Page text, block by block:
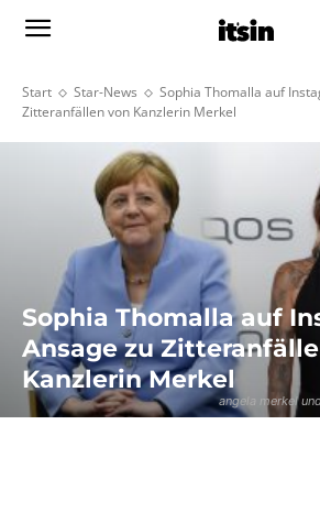
Start Star-News
Sophia Thomalla auf
Zitteranfällen von Kanzlerin Merkel
angela merkel
Sophia Thomalla auf
Ansage zu
Kanzlerin Merkel